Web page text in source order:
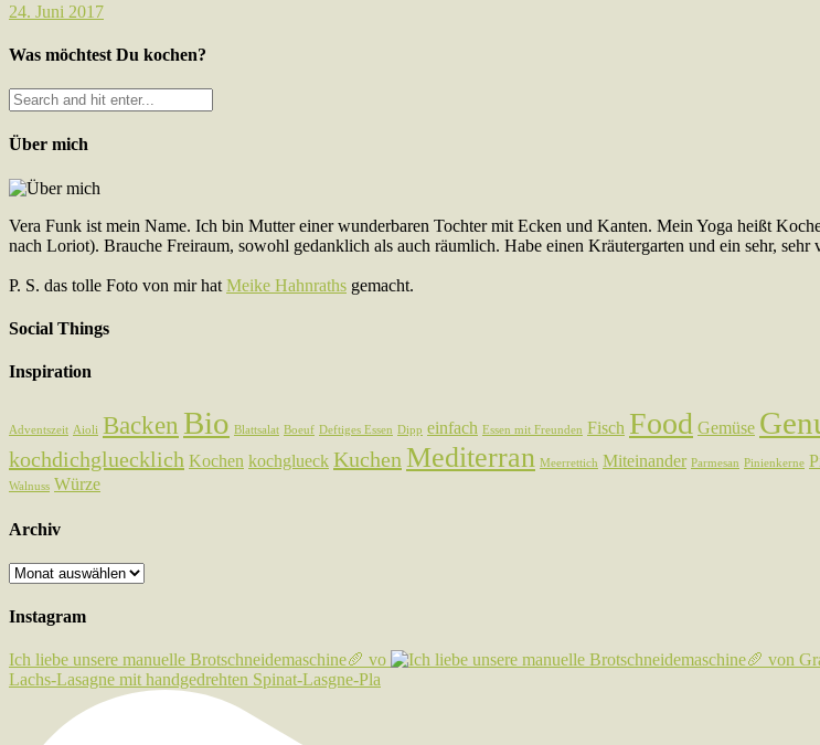
24. Juni 2017
Was möchtest Du kochen?
Über mich
Vera Funk ist mein Name. Ich bin Mutter einer wunderbaren Tochter mit Ecken und Kanten. Mein Yoga heißt
nach Loriot). Brauche Freiraum, sowohl gedanklich als auch räumlich. Habe einen Kräutergarten und ein sehr,
P. S. das tolle Foto von mir hat Meike Hahnraths gemacht.
Social Things
Inspiration
Adventszeit Aioli Backen Bio Blattsalat Boeuf Deftiges Essen Dipp einfach Essen mit Freunden Fisch Food Gemüse
kochdichgluecklich Kochen kochglueck Kuchen Mediterran Meerrettich Miteinander Parmesan Pinienkerne
Walnuss Würze
Archiv
Archiv
Instagram
Ich liebe unsere manuelle Brotschneidemaschine🥖 vo
Lachs-Lasagne mit handgedrehten Spinat-Lasgne-Pla